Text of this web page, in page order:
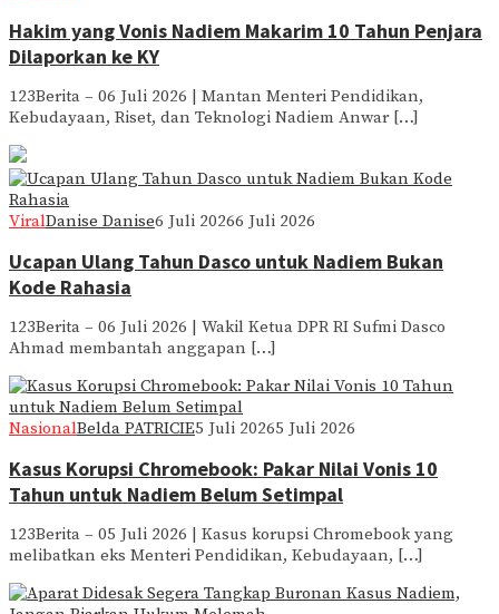
Hakim yang Vonis Nadiem Makarim 10 Tahun Penjara
Dilaporkan ke KY
123Berita – 06 Juli 2026 | Mantan Menteri Pendidikan,
Kebudayaan, Riset, dan Teknologi Nadiem Anwar […]
ViralDanise Danise6 Juli 20266 Juli 2026
Ucapan Ulang Tahun Dasco untuk Nadiem Bukan
Kode Rahasia
123Berita – 06 Juli 2026 | Wakil Ketua DPR RI Sufmi Dasco
Ahmad membantah anggapan […]
NasionalBelda PATRICIE5 Juli 20265 Juli 2026
Kasus Korupsi Chromebook: Pakar Nilai Vonis 10
Tahun untuk Nadiem Belum Setimpal
123Berita – 05 Juli 2026 | Kasus korupsi Chromebook yang
melibatkan eks Menteri Pendidikan, Kebudayaan, […]